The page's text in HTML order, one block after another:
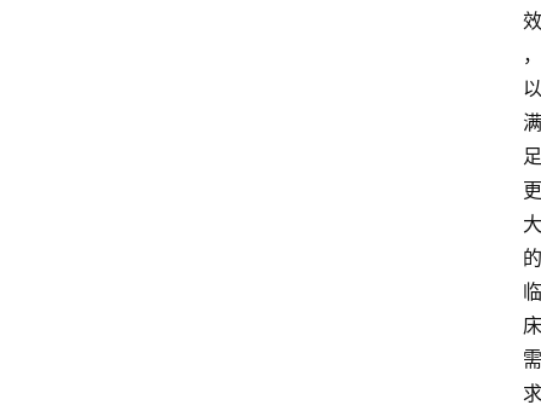
效
，
以
满
足
更
大
的
临
床
需
求